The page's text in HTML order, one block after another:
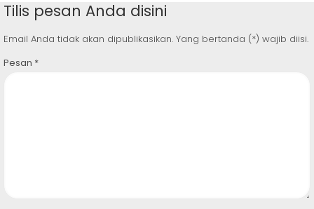
Tilis pesan Anda disini
Email Anda tidak akan dipublikasikan. Yang bertanda (*) wajib diisi.
Pesan *